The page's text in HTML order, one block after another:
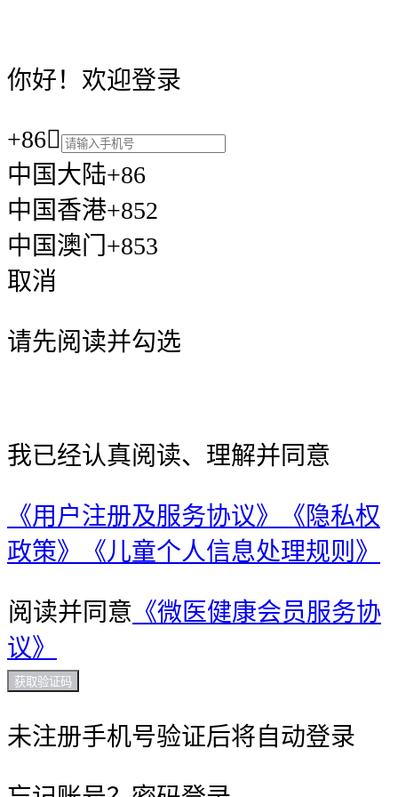
你好！欢迎登录
+86
中国大陆+86
中国香港+852
中国澳门+853
取消
请先阅读并勾选
我已经认真阅读、理解并同意
《用户注册及服务协议》
《隐私权
政策》
《儿童个人信息处理规则》
阅读并同意 《微医健康会员服务协
议》
获取验证码
未注册手机号验证后将自动登录